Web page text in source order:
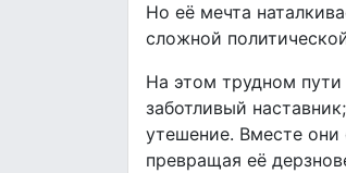
Но её мечта
сложной
На этом трудном
заботливый
утешение. Вместе
превращая её